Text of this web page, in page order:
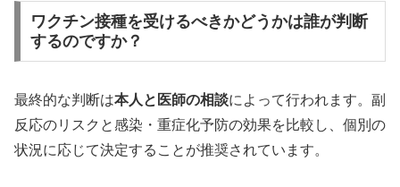
ワクチン接種を受けるべきかどうかは誰が判断
するのですか？
最終的な判断は本人と医師の相談によって行われます。副
反応のリスクと感染・重症化予防の効果を比較し、個別の
状況に応じて決定することが推奨されています。